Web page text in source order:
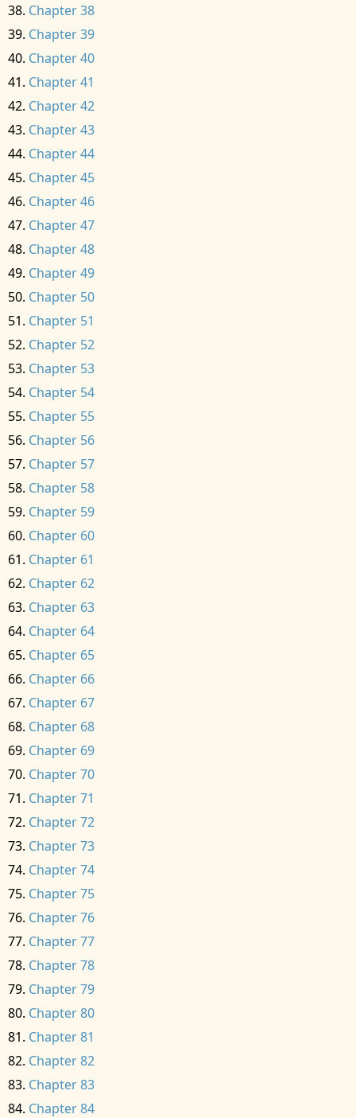
Chapter 38
Chapter 39
Chapter 40
Chapter 41
Chapter 42
Chapter 43
Chapter 44
Chapter 45
Chapter 46
Chapter 47
Chapter 48
Chapter 49
Chapter 50
Chapter 51
Chapter 52
Chapter 53
Chapter 54
Chapter 55
Chapter 56
Chapter 57
Chapter 58
Chapter 59
Chapter 60
Chapter 61
Chapter 62
Chapter 63
Chapter 64
Chapter 65
Chapter 66
Chapter 67
Chapter 68
Chapter 69
Chapter 70
Chapter 71
Chapter 72
Chapter 73
Chapter 74
Chapter 75
Chapter 76
Chapter 77
Chapter 78
Chapter 79
Chapter 80
Chapter 81
Chapter 82
Chapter 83
Chapter 84